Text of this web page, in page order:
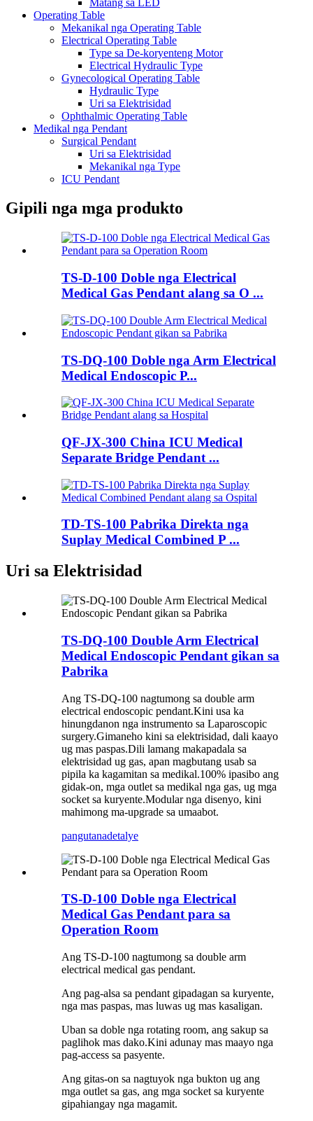
Operating Table
Mekanikal nga Operating Table
Electrical Operating Table
Type sa De-koryenteng Motor
Electrical Hydraulic Type
Gynecological Operating Table
Hydraulic Type
Uri sa Elektrisidad
Ophthalmic Operating Table
Medikal nga Pendant
Surgical Pendant
Uri sa Elektrisidad
Mekanikal nga Type
ICU Pendant
Gipili nga mga produkto
TS-D-100 Doble nga Electrical
Medical Gas Pendant alang sa O ...
TS-DQ-100 Doble nga Arm Electrical
Medical Endoscopic P...
QF-JX-300 China ICU Medical
Separate Bridge Pendant ...
TD-TS-100 Pabrika Direkta nga
Suplay Medical Combined P ...
Uri sa Elektrisidad
TS-DQ-100 Double Arm Electrical
Medical Endoscopic Pendant gikan sa
Pabrika
Ang TS-DQ-100 nagtumong sa double arm
electrical endoscopic pendant.Kini usa ka
hinungdanon nga instrumento sa Laparoscopic
surgery.Gimaneho kini sa elektrisidad, dali kaayo
ug mas paspas.Dili lamang makapadala sa
elektrisidad ug gas, apan magbutang usab sa
pipila ka kagamitan sa medikal.100% ipasibo ang
gidak-on, mga outlet sa medikal nga gas, ug mga
socket sa kuryente.Modular nga disenyo, kini
mahimong ma-upgrade sa umaabot.
pangutanadetalye
TS-D-100 Doble nga Electrical
Medical Gas Pendant para sa
Operation Room
Ang TS-D-100 nagtumong sa double arm
electrical medical gas pendant.
Ang pag-alsa sa pendant gipadagan sa kuryente,
nga mas paspas, mas luwas ug mas kasaligan.
Uban sa doble nga rotating room, ang sakup sa
paglihok mas dako.Kini adunay mas maayo nga
pag-access sa pasyente.
Ang gitas-on sa nagtuyok nga bukton ug ang
mga outlet sa gas, ang mga socket sa kuryente
gipahiangay nga magamit.